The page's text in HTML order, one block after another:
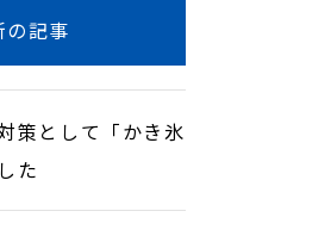
の記事
策として「かき氷
た